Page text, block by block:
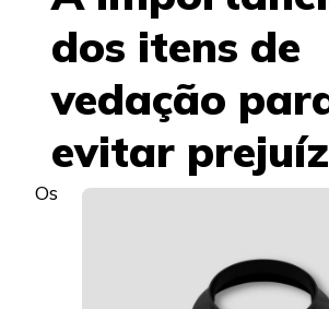
dos itens de
vedação
evitar
Os